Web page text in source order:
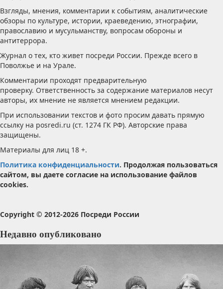
Взгляды, мнения, комментарии к событиям, аналитические
обзоры по культуре, истории, краеведению, этнографии,
православию и мусульманству, вопросам обороны и
антитеррора.
Журнал о тех, кто живет посреди России. Прежде всего в
Поволжье и на Урале.
Комментарии проходят предварительную
проверку. Ответственность за содержание материалов несут
авторы, их мнение не является мнением редакции.
При использовании текстов и фото просим давать прямую
ссылку на posredi.ru (ст. 1274 ГК РФ). Авторские права
защищены.
Материалы для лиц 18 +.
Политика конфиденциальности. Продолжая пользоваться
сайтом, вы даете согласие на использование файлов
cookies.
Copyright © 2012-2026 Посреди России
Недавно опубликовано